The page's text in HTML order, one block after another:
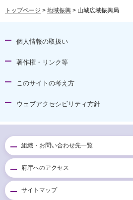
トップページ > 地域振興 > 山城広域振興局
個人情報の取扱い
著作権・リンク等
このサイトの考え方
ウェブアクセシビリティ方針
組織・お問い合わせ先一覧
府庁へのアクセス
サイトマップ